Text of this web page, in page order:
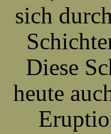
sich
Diese
heute